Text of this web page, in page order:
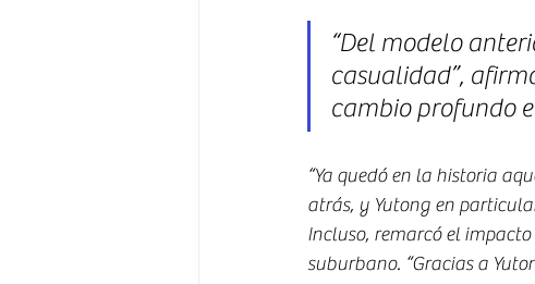
“Del modelo
casualidad”,
cambio profundo
“Ya quedó en la historia
atrás, y Yutong en
Incluso, remarcó el
suburbano. “Gracias a